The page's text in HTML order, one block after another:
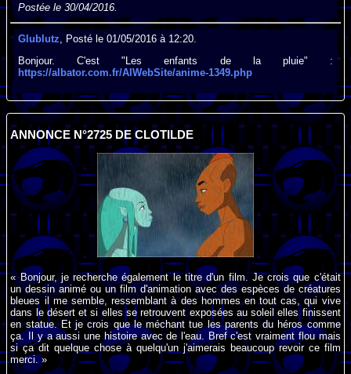
Postée le 30/04/2016.
Glublutz , Posté le 01/05/2016 à 12:20.
Bonjour. C'est "Les enfants de la pluie" :
https://albator.com.fr/AlWebSite/anime-1349.php
ANNONCE N°2725 DE CLOTILDE
« Bonjour, je recherche également le titre d'un film. Je crois que c'était
un dessin animé ou un film d'animation avec des espèces de créatures
bleues il me semble, ressemblant à des hommes en tout cas, qui vive
dans le désert et si elles se retrouvent exposées au soleil elles finissent
en statue. Et je crois que le méchant tue les parents du héros comme
ça. Il y a aussi une histoire avec de l'eau. Bref c'est vraiment flou mais
si ça dit quelque chose à quelqu'un j'aimerais beaucoup revoir ce film
merci. »